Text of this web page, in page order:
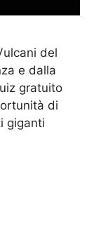
del
e dalla
gratuito
di
giganti